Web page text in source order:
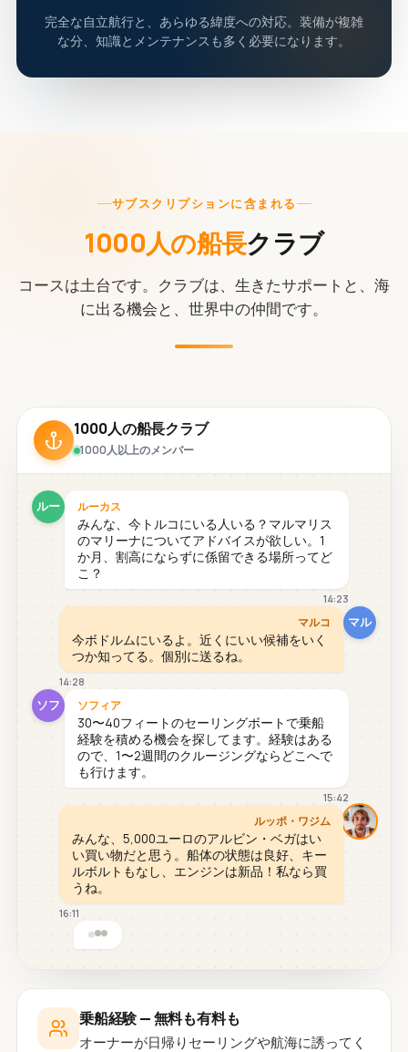
完全な自立航行と、あらゆる緯度への対応。装備が複雑
な分、知識とメンテナンスも多く必要になります。
サブスクリプションに含まれる
1000人の船長クラブ
コースは土台です。クラブは、生きたサポートと、海
に出る機会と、世界中の仲間です。
1000人の船長クラブ
1000人以上のメンバー
ルー ルーカス
みんな、今トルコにいる人いる？マルマリス
のマリーナについてアドバイスが欲しい。1
か月、割高にならずに係留できる場所ってど
こ？
14:23
マル
マルコ
今ボドルムにいるよ。近くにいい候補をいく
つか知ってる。個別に送るね。
14:28
ソフ ソフィア
30〜40フィートのセーリングボートで乗船
経験を積める機会を探してます。経験はある
ので、1〜2週間のクルージングならどこへで
も行けます。
15:42
ルッポ・ワジム
みんな、5,000ユーロのアルビン・ベガはい
い買い物だと思う。船体の状態は良好、キー
ルボルトもなし、エンジンは新品！私なら買
うね。
16:11
乗船経験 — 無料も有料も
オーナーが日帰りセーリングや航海に誘ってく